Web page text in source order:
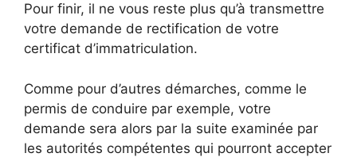
Pour finir, il ne vous reste plus qu’à transmettre
votre demande de rectification de votre
certificat d’immatriculation.
Comme pour d’autres démarches, comme le
permis de conduire par exemple, votre
demande sera alors par la suite examinée par
les autorités compétentes qui pourront accepter